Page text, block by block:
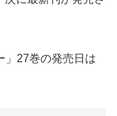
」27巻の発売日は